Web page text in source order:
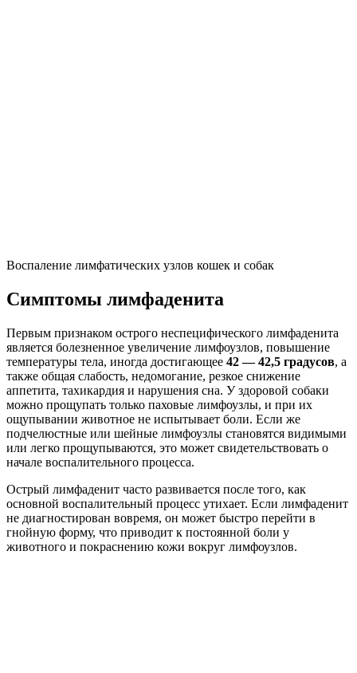
Воспаление лимфатических узлов кошек и собак
Симптомы лимфаденита
Первым признаком острого неспецифического лимфаденита
является болезненное увеличение лимфоузлов, повышение
температуры тела, иногда достигающее 42 — 42,5 градусов, а
также общая слабость, недомогание, резкое снижение
аппетита, тахикардия и нарушения сна. У здоровой собаки
можно прощупать только паховые лимфоузлы, и при их
ощупывании животное не испытывает боли. Если же
подчелюстные или шейные лимфоузлы становятся видимыми
или легко прощупываются, это может свидетельствовать о
начале воспалительного процесса.
Острый лимфаденит часто развивается после того, как
основной воспалительный процесс утихает. Если лимфаденит
не диагностирован вовремя, он может быстро перейти в
гнойную форму, что приводит к постоянной боли у
животного и покраснению кожи вокруг лимфоузлов.